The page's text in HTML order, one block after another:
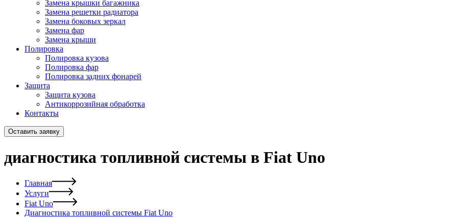
Замена крышки багажника
Замена решетки радиатора
Замена боковых зеркал
Замена фар
Замена крыши
Полировка
Полировка кузова
Полировка фар
Полировка задних фонарей
Защита
Защита кузова
Антикоррозийная обработка
Контакты
Оставить заявку
диагностика топливной системы в Fiat Uno
Главная
Услуги
Fiat Uno
Диагностика топливной системы Fiat Uno